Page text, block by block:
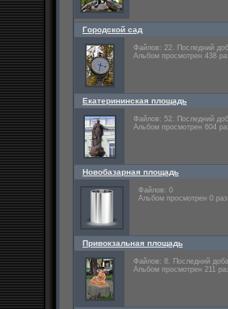
Городской сад
Файлов: 22. Последний
Альбом просмотрен 438
Екатерининская площадь
Файлов: 52. Последний
Альбом просмотрен 604
Новобазарная площадь
Файлов: 0
Альбом просмотрен 0 раз
Привокзальная площадь
Файлов: 8. Последний
Альбом просмотрен 211